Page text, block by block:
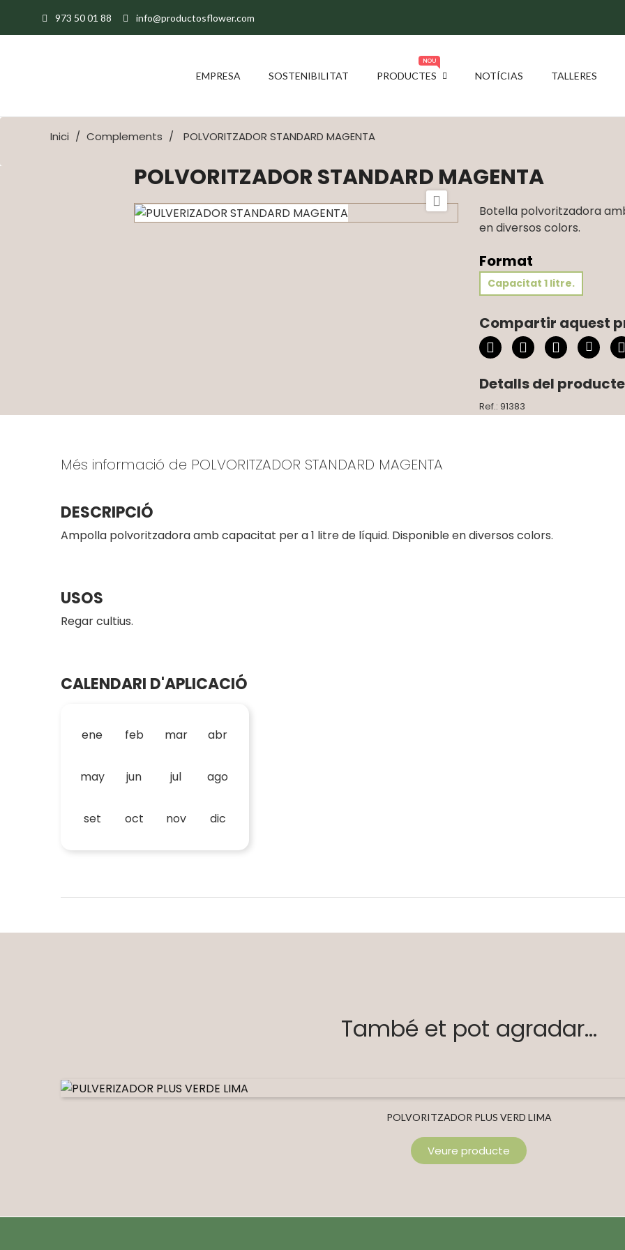
973 50 01 88 info@productosflower.com
EMPRESA SOSTENIBILITAT PRODUCTES
NOU
NOTÍCIAS TALLERES
Inici Complements POLVORITZADOR STANDARD MAGENTA
POLVORITZADOR STANDARD MAGENTA

Botella polvoritzadora
en diversos colors.
Format
Capacitat 1 litre.
Compartir aquest
Detalls del producte
Ref.: 91383
Més informació de POLVORITZADOR STANDARD MAGENTA
DESCRIPCIÓ
Ampolla polvoritzadora amb capacitat per a 1 litre de líquid. Disponible en diversos colors.
USOS
Regar cultius.
CALENDARI D'APLICACIÓ
ene feb mar abr
may jun jul ago
set oct nov dic
També et pot agradar...
POLVORITZADOR PLUS VERD LIMA
Veure producte